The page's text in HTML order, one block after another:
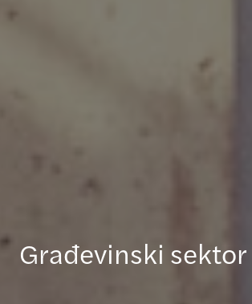
Građevinski sektor